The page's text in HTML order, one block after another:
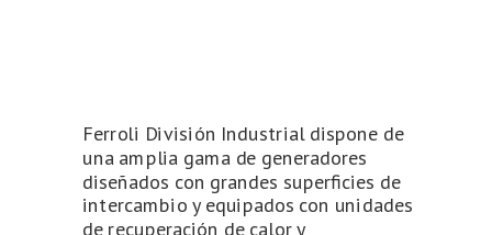
Ferroli División Industrial dispone de
una amplia gama de generadores
diseñados con grandes superficies de
intercambio y equipados con unidades
de recuperación de calor y